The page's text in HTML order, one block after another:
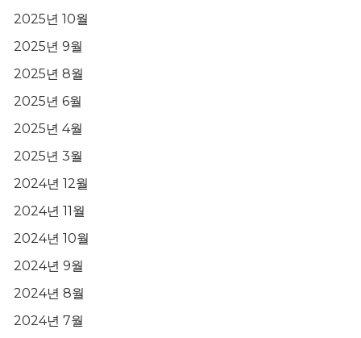
2025년 10월
2025년 9월
2025년 8월
2025년 6월
2025년 4월
2025년 3월
2024년 12월
2024년 11월
2024년 10월
2024년 9월
2024년 8월
2024년 7월